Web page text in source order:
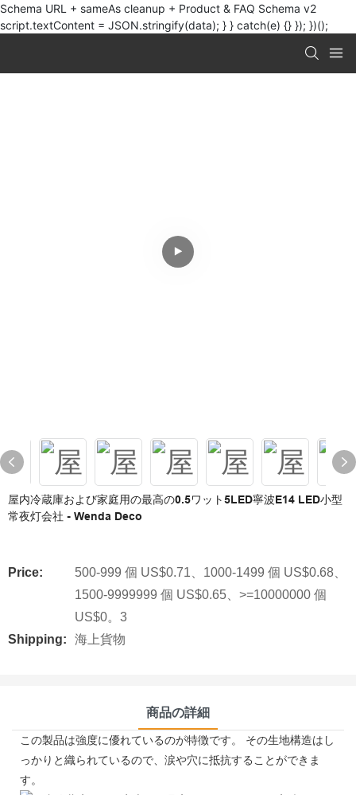
Schema URL + sameAs cleanup + Product & FAQ Schema v2
script.textContent = JSON.stringify(data); } } catch(e) {} }); })();
屋内冷蔵庫および家庭用の最高の0.5ワット5LED寧波E14 LED小型
常夜灯会社 - Wenda Deco
Price:
500-999 個 US$0.71、1000-1499 個 US$0.68、
1500-9999999 個 US$0.65、>=10000000 個
US$0。3
Shipping:
海上貨物
商品の詳細
この製品は強度に優れているのが特徴です。 その生地構造はし
っかりと織られているので、涙や穴に抵抗することができま
す。